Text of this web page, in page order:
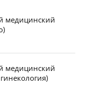
медицинский
медицинский